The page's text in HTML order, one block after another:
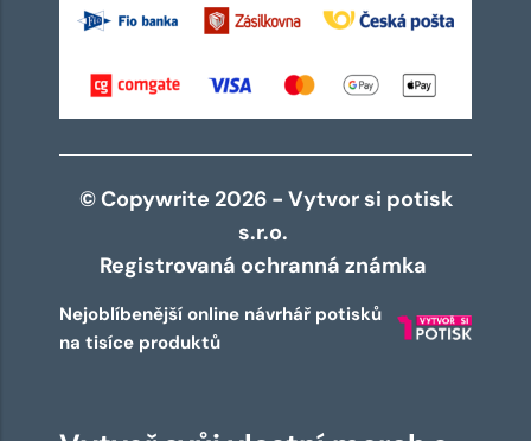
© Copywrite 2026 - Vytvor si potisk
s.r.o.
Registrovaná ochranná známka
Nejoblíbenější online návrhář potisků
na tisíce produktů